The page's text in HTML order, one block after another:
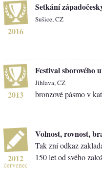
2016
Setkání
Sušice, CZ
2013
Festival sborového
Jihlava, CZ
bronzové pásmo v
2012
červenec
Volnost, rovnost,
Tak zní odkaz
150 let od svého